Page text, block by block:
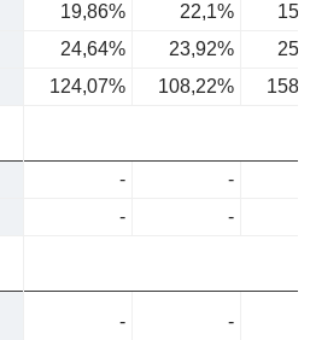
19,86% 22,1%
24,64% 23,92%
124,07% 108,22%
-
-
- -
- -